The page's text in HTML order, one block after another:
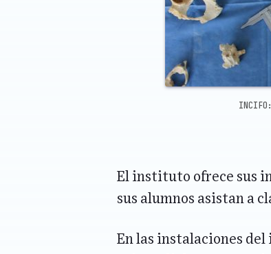
El instituto ofrece sus
sus alumnos asistan a
En las instalaciones